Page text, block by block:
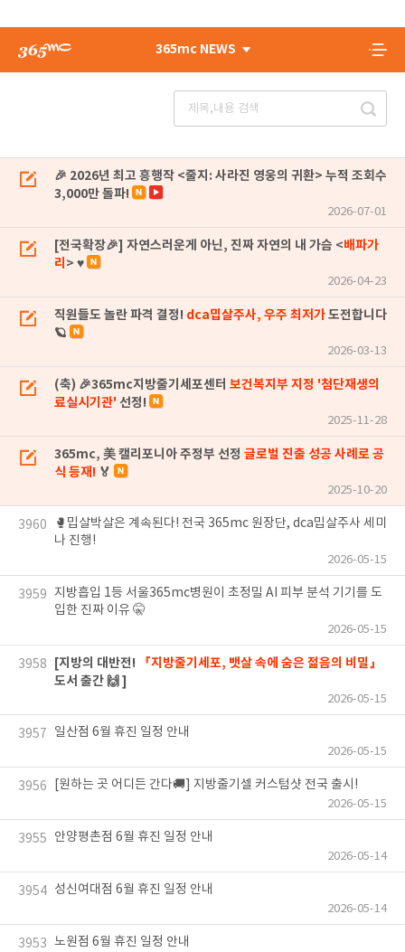
365mc NEWS
🎉 2026년 최고 흥행작 <줄지: 사라진 영웅의 귀환> 누적 조회수
3,000만 돌파!
2026-07-01
[전국확장🎉] 자연스러운게 아닌, 진짜 자연의 내 가슴 <배파가
리 > ♥
2026-04-23
직원들도 놀란 파격 결정! dca밉살주사, 우주 최저가도전합니다
🪐
2026-03-13
(축) 🎉365mc지방줄기세포센터 보건복지부 지정 '첨단재생의
료실시기관' 선정!
2025-11-28
365mc, 美 캘리포니아 주정부 선정 글로벌 진출 성공 사례로 공
식 등재! 🏅
2025-10-20
3960
🥊밉살박살은 계속된다! 전국 365mc 원장단, dca밉살주사 세미
나 진행!
2026-05-15
3959 지방흡입 1등 서울365mc병원이 초정밀 AI 피부 분석 기기를 도
입한 진짜 이유 🤫
2026-05-15
3958 [지방의 대반전!
『지방줄기세포, 뱃살 속에 숨은 젊음의 비밀』
도서 출간 🙌 ]
2026-05-15
3957 일산점 6월 휴진 일정 안내
2026-05-15
3956 [원하는 곳 어디든 간다🚚] 지방줄기셀 커스텀샷 전국 출시!
2026-05-15
3955 안양평촌점 6월 휴진 일정 안내
2026-05-14
3954 성신여대점 6월 휴진 일정 안내
2026-05-14
3953 노원점 6월 휴진 일정 안내